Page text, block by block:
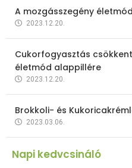
A mozgásszegény
2023.12.20.
Cukorfogyasztás
életmód alappillére
2023.12.20.
Brokkoli- és
2023.03.06.
Napi kedvcsináló